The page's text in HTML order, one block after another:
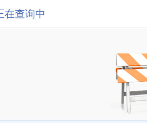
在查询中